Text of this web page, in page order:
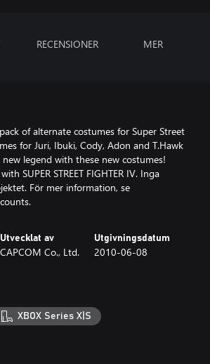
RECENSIONER MER
of alternate costumes for Super Street
for Juri, Ibuki, Cody, Adon and T.Hawk
legend with these new costumes!
SUPER STREET FIGHTER IV. Inga
För mer information, se
Utvecklat av
CAPCOM Co., Ltd.
Utgivningsdatum
2010-06-08
XBOX Series X|S